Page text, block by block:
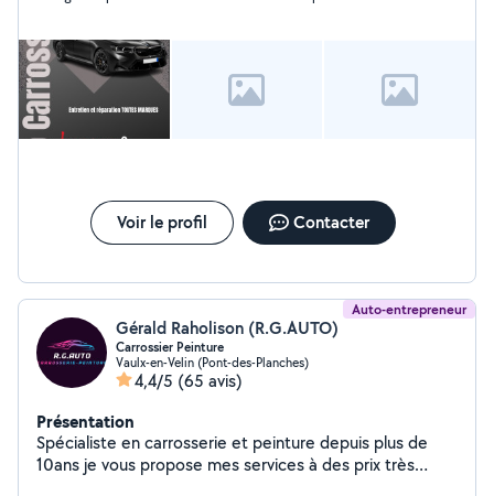
Voir le profil Contacter
Auto-entrepreneur
Gérald Raholison (R.G.AUTO)
Carrossier Peinture
Vaulx-en-Velin (Pont-des-Planches)
4,4/5 (65 avis)
Présentation
Spécialiste en carrosserie et peinture depuis plus de
10ans je vous propose mes services à des prix très